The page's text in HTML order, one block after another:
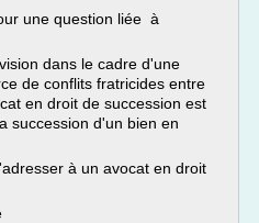
une question liée à
dans le cadre d'une
de conflits fratricides entre
en droit de succession est
succession d'un bien en
à un avocat en droit